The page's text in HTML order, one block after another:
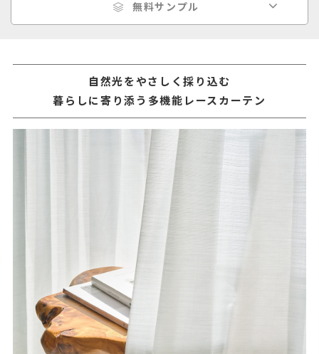
無料サンプル
自然光をやさしく採り込む
暮らしに寄り添う多機能レースカーテン